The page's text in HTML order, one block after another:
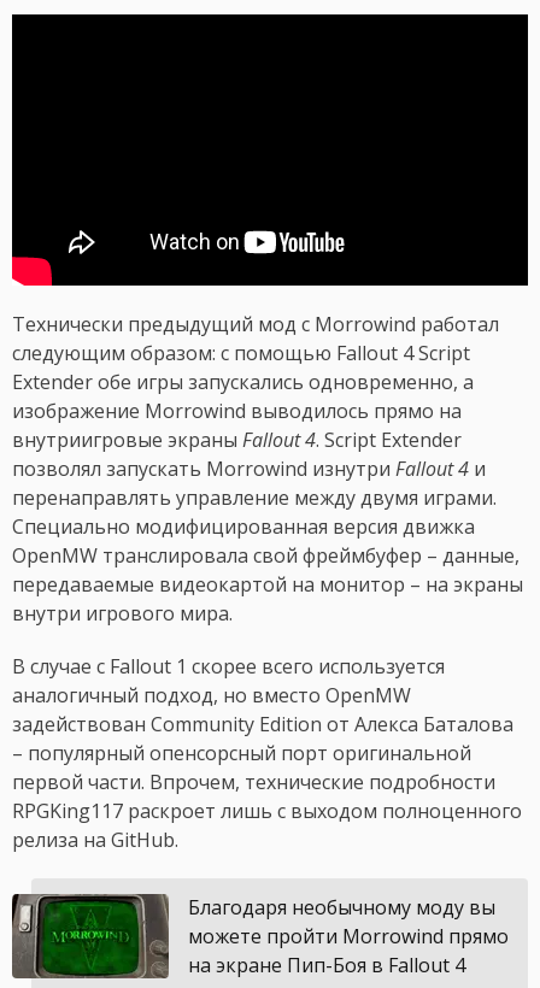
Технически предыдущий мод с Morrowind работал
следующим образом: с помощью Fallout 4 Script
Extender обе игры запускались одновременно, а
изображение Morrowind выводилось прямо на
внутриигровые экраны Fallout 4. Script Extender
позволял запускать Morrowind изнутри Fallout 4 и
перенаправлять управление между двумя играми.
Специально модифицированная версия движка
OpenMW транслировала свой фреймбуфер – данные,
передаваемые видеокартой на монитор – на экраны
внутри игрового мира.
В случае с Fallout 1 скорее всего используется
аналогичный подход, но вместо OpenMW
задействован Community Edition от Алекса Баталова
– популярный опенсорсный порт оригинальной
первой части. Впрочем, технические подробности
RPGKing117 раскроет лишь с выходом полноценного
релиза на GitHub.
Благодаря необычному моду вы
можете пройти Morrowind прямо
на экране Пип-Боя в Fallout 4